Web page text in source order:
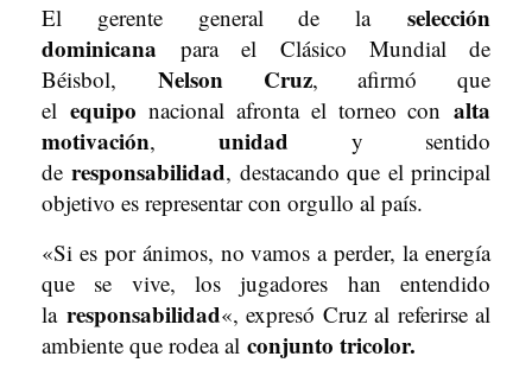
El gerente general de la selección
dominicana para el Clásico Mundial de
Béisbol, Nelson Cruz, afirmó que
el equipo nacional afronta el torneo conalta
motivación, unidad y sentido
deresponsabilidad, destacando que el principal
objetivo es representar con orgullo al país.
«Si es por ánimos, no vamos a perder, la energía
que se vive, los jugadores han entendido
la responsabilidad«, expresó Cruz al referirse al
ambiente que rodea al conjunto tricolor.